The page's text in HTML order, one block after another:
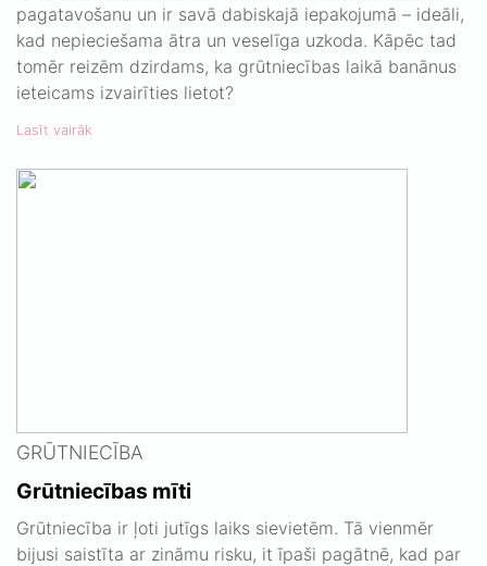
pagatavošanu un ir savā dabiskajā iepakojumā – ideāli,
kad nepieciešama ātra un veselīga uzkoda. Kāpēc tad
tomēr reizēm dzirdams, ka grūtniecības laikā banānus
ieteicams izvairīties lietot?
Lasīt vairāk
GRŪTNIECĪBA
Grūtniecības mīti
Grūtniecība ir ļoti jutīgs laiks sievietēm. Tā vienmēr
bijusi saistīta ar zināmu risku, it īpaši pagātnē, kad par